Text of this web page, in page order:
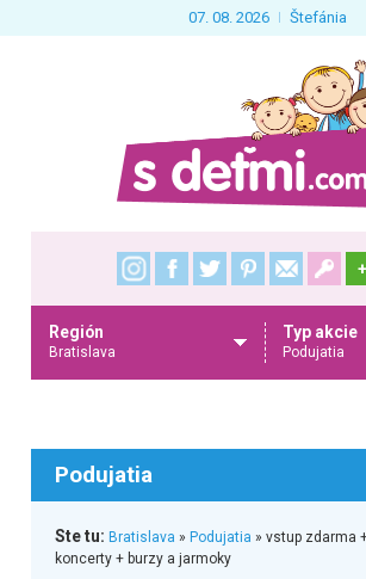
07. 08. 2026 Štefánia
+
Región
Bratislava
Typ akcie
Podujatia
Podujatia
Ste tu: Bratislava » Podujatia » vstup zdarma
koncerty + burzy a jarmoky